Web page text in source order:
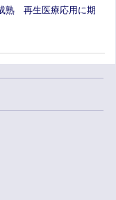
熟 再生医療応用に期